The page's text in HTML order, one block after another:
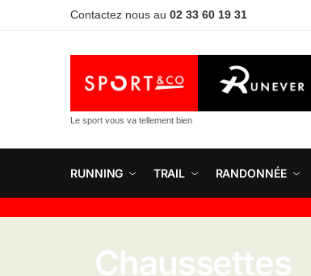
Contactez nous au 02 33 60 19 31
Le sport vous va tellement bien
RUNNING TRAIL RANDONNÉE
Chaussettes